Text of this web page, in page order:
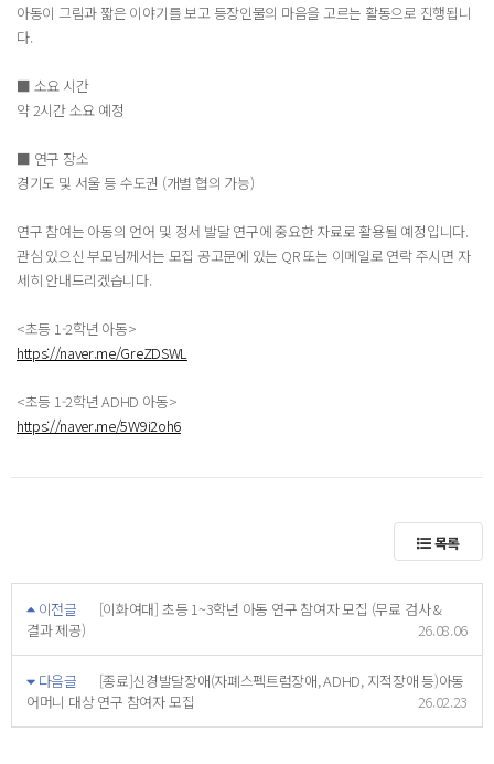
아동이 그림과 짧은 이야기를 보고 등장인물의 마음을 고르는 활동으로 진행됩니
다.
■ 소요 시간
약 2시간 소요 예정
■ 연구 장소
경기도 및 서울 등 수도권 (개별 협의 가능)
연구 참여는 아동의 언어 및 정서 발달 연구에 중요한 자료로 활용될 예정입니다.
관심 있으신 부모님께서는 모집 공고문에 있는 QR 또는 이메일로 연락 주시면 자
세히 안내드리겠습니다.
<초등 1-2학년 아동>
https://naver.me/GreZDSWL
<초등 1-2학년 ADHD 아동>
https://naver.me/5W9i2oh6
목록
이전글
[이화여대] 초등 1~3학년 아동 연구 참여자 모집 (무료 검사 &
결과 제공)
26.08.06
다음글
[종료]신경발달장애(자폐스펙트럼장애, ADHD, 지적장애 등)아동
어머니 대상 연구 참여자 모집
26.02.23